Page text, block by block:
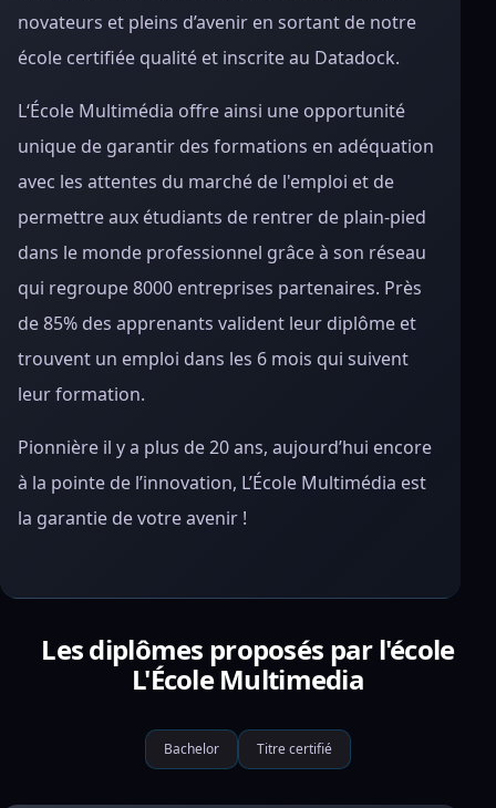
novateurs et pleins d’avenir en sortant de notre
école certifiée qualité et inscrite au Datadock.
L‘École Multimédia offre ainsi une opportunité
unique de garantir des formations en adéquation
avec les attentes du marché de l'emploi et de
permettre aux étudiants de rentrer de plain-pied
dans le monde professionnel grâce à son réseau
qui regroupe 8000 entreprises partenaires. Près
de 85% des apprenants valident leur diplôme et
trouvent un emploi dans les 6 mois qui suivent
leur formation.
Pionnière il y a plus de 20 ans, aujourd’hui encore
à la pointe de l’innovation, L’École Multimédia est
la garantie de votre avenir !
Les diplômes proposés par l'école
L'École Multimedia
Bachelor Titre certifié